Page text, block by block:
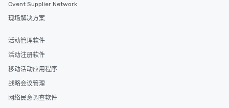
Cvent Supplier Network
现场解决方案
活动管理软件
活动注册软件
移动活动应用程序
战略会议管理
网络民意调查软件